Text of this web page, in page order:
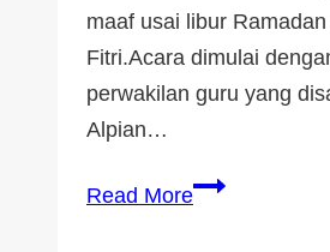
maaf usai libur Ramadan
Fitri.Acara dimulai
perwakilan guru yang
Alpian…
Read More